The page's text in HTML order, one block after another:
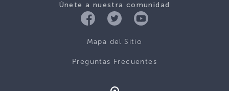
Únete a nuestra comunidad
Mapa del Sitio
Preguntas Frecuentes